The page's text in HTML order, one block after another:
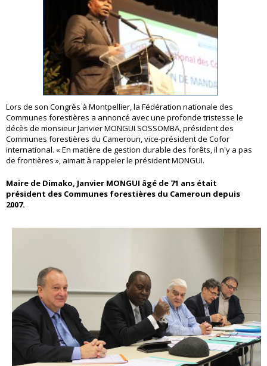
Lors de son Congrès à Montpellier, la Fédération nationale des
Communes forestières a annoncé avec une profonde tristesse le
décès de monsieur Janvier MONGUI SOSSOMBA, président des
Communes forestières du Cameroun, vice-président de Cofor
international. « En matière de gestion durable des forêts, il n'y a pas
de frontières », aimait à rappeler le président MONGUI.
Maire de Dimako, Janvier MONGUI âgé de 71 ans était
président des Communes forestières du Cameroun depuis
2007.